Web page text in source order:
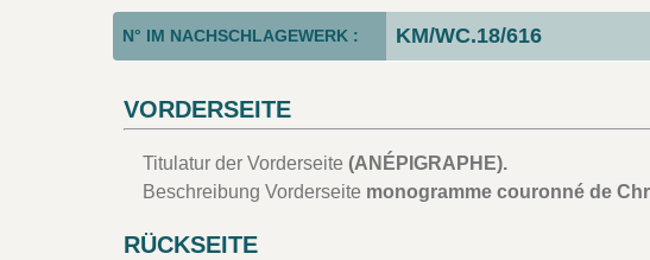
N° IM NACHSCHLAGEWERK : KM/WC.18/616
VORDERSEITE
Titulatur der Vorderseite (ANÉPIGRAPHE).
Beschreibung Vorderseite monogramme couronné de
RÜCKSEITE